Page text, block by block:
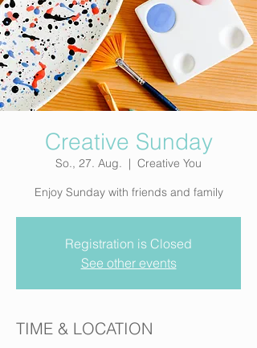
Creative Sunday
So., 27. Aug.
  |
Creative You
Enjoy Sunday with friends and family
Registration is Closed
See other events
TIME & LOCATION